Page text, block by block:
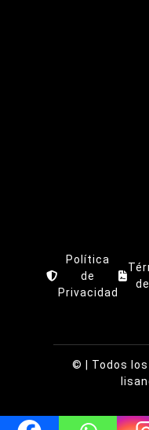
Política
de
Privacidad
©
| Todos